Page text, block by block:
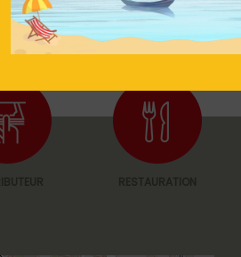
Retour